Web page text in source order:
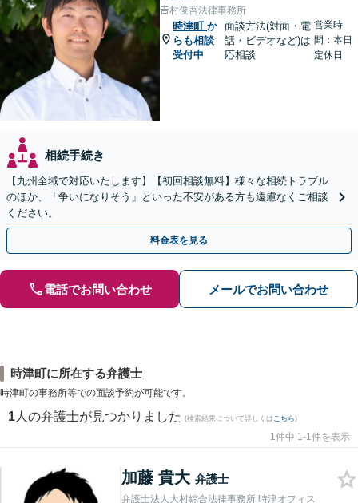
𠮷村俊吾法律事務所
時津町 か
らも相談
受付中
面談方法(対面・電
話・ビデオなど)は
応相談
営業時
間：本日
定休日
相続手続き
【九州全域で対応いたします】【初回相談無料】様々な相続トラブル
のほか、「争いになりそう」といった不安がある方も遠慮なくご相談
ください。
料金表を見る
電話でお問い合わせ メールでお問い合わせ
時津町に所在する弁護士
時津町の事務所等での面談予約が可能です。
1 人の弁護士が見つかりました (検索結果について詳しくは こちら)
1件中 1-1件を表示
加藤 貴大 弁護士
弁護士法人大村綜合法律事務所 時津オフィス